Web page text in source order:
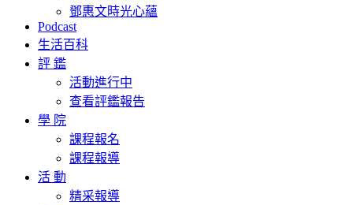
鄧惠文時光心蘊
Podcast
生活百科
評 鑑
活動進行中
查看評鑑報告
學 院
課程報名
課程報導
活 動
精采報導